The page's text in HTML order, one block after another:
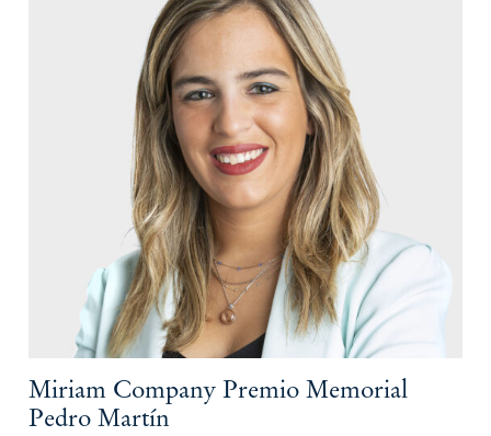
Miriam Company Premio Memorial
Pedro Martín